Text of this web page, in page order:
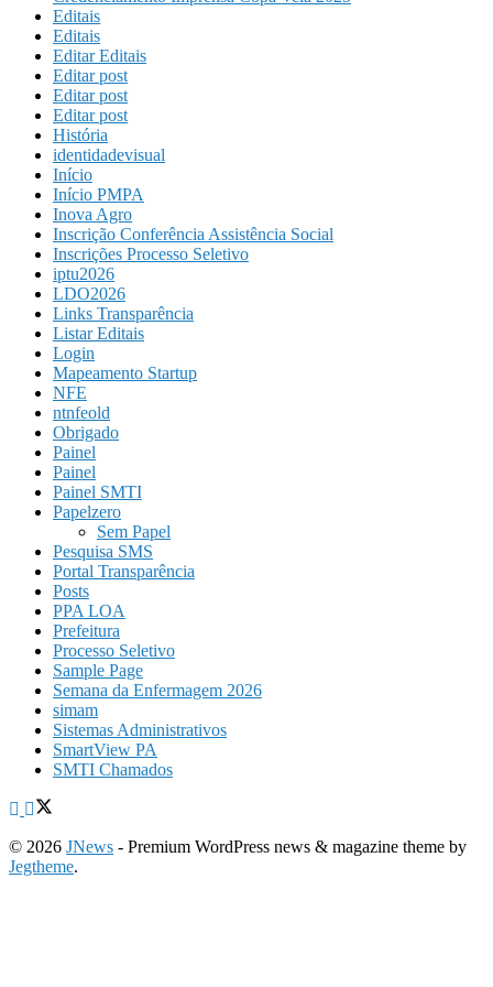
Editais
Editais
Editar Editais
Editar post
Editar post
Editar post
História
identidadevisual
Início
Início PMPA
Inova Agro
Inscrição Conferência Assistência Social
Inscrições Processo Seletivo
iptu2026
LDO2026
Links Transparência
Listar Editais
Login
Mapeamento Startup
NFE
ntnfeold
Obrigado
Painel
Painel
Painel SMTI
Papelzero
Sem Papel
Pesquisa SMS
Portal Transparência
Posts
PPA LOA
Prefeitura
Processo Seletivo
Sample Page
Semana da Enfermagem 2026
simam
Sistemas Administrativos
SmartView PA
SMTI Chamados
© 2026 JNews - Premium WordPress news & magazine theme by
Jegtheme.